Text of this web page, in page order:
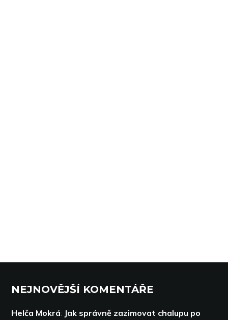
NEJNOVĚJŠÍ KOMENTÁŘE
Helča Mokrá: Jak správně zazimovat chalupu po